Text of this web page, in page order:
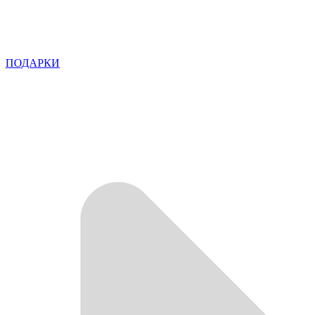
ПОДАРКИ